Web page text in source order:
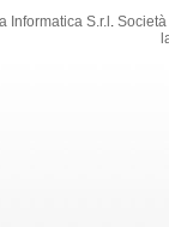
Informatica S.r.l .